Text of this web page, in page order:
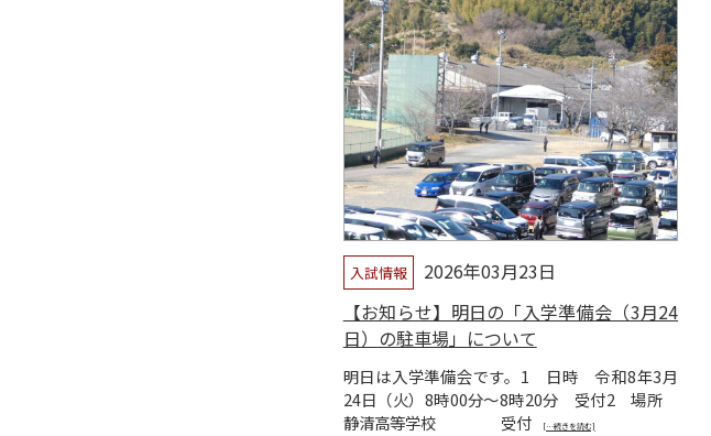
入試情報
2026年03月23日
【お知らせ】明日の「入学準備会（3月24
日）の駐車場」について
明日は入学準備会です。1 日時 令和8年3月
24日（火）8時00分～8時20分 受付2 場所
静清高等学校 受付
[…続きを読む]